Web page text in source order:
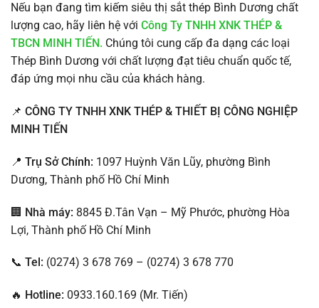
Nếu bạn đang tìm kiếm siêu thị sắt thép Bình Dương chất
lượng cao, hãy liên hệ với Công Ty TNHH XNK THÉP &
TBCN MINH TIẾN. Chúng tôi cung cấp đa dạng các loại
Thép Bình Dương với chất lượng đạt tiêu chuẩn quốc tế,
đáp ứng mọi nhu cầu của khách hàng.
📌 CÔNG TY TNHH XNK THÉP & THIẾT BỊ CÔNG NGHIỆP
MINH TIẾN
📍 Trụ Sở Chính: 1097 Huỳnh Văn Lũy, phường Bình
Dương, Thành phố Hồ Chí Minh
🏢 Nhà máy: 8845 Đ.Tân Vạn – Mỹ Phước, phường Hòa
Lợi, Thành phố Hồ Chí Minh
📞 Tel: (0274) 3 678 769 – (0274) 3 678 770
🔥 Hotline: 0933.160.169 (Mr. Tiến)